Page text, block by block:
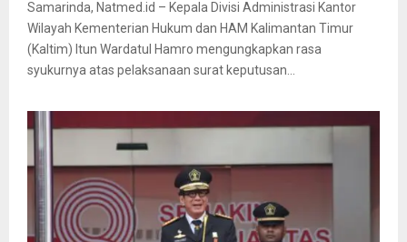
Samarinda, Natmed.id – Kepala Divisi Administrasi Kantor
Wilayah Kementerian Hukum dan HAM Kalimantan Timur
(Kaltim) Itun Wardatul Hamro mengungkapkan rasa
syukurnya atas pelaksanaan surat keputusan...